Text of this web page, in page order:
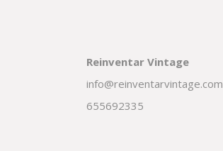
Reinventar Vintage
info@reinventarvintage.com
655692335